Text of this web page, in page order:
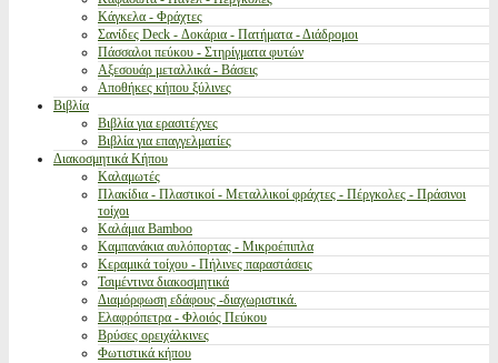
Κάγκελα - Φράχτες
Σανίδες Deck - Δοκάρια - Πατήματα - Διάδρομοι
Πάσσαλοι πεύκου - Στηρίγματα φυτών
Αξεσουάρ μεταλλικά - Βάσεις
Αποθήκες κήπου ξύλινες
Βιβλία
Βιβλία για ερασιτέχνες
Βιβλία για επαγγελματίες
Διακοσμητικά Κήπου
Καλαμωτές
Πλακίδια - Πλαστικοί - Μεταλλικοί φράχτες - Πέργκολες - Πράσινοι
τοίχοι
Καλάμια Bamboo
Καμπανάκια αυλόπορτας - Μικροέπιπλα
Κεραμικά τοίχου - Πήλινες παραστάσεις
Τσιμέντινα διακοσμητικά
Διαμόρφωση εδάφους -διαχωριστικά.
Ελαφρόπετρα - Φλοιός Πεύκου
Βρύσες ορειχάλκινες
Φωτιστικά κήπου